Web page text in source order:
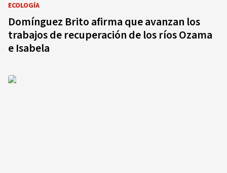
ECOLOGÍA
Domínguez Brito afirma que avanzan los
trabajos de recuperación de los ríos Ozama
e Isabela